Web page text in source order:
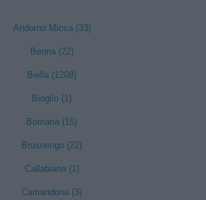
Andorno Micca (33)
Benna (22)
Biella (1208)
Bioglio (1)
Borriana (15)
Brusnengo (22)
Callabiana (1)
Camandona (3)